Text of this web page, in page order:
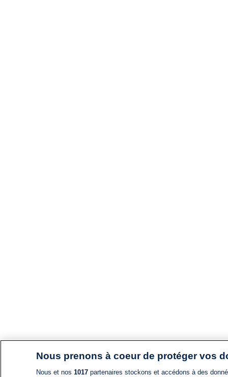
Nous prenons à coeur de protéger vos
Nous et nos 1017partenaires stockons et accédons à des